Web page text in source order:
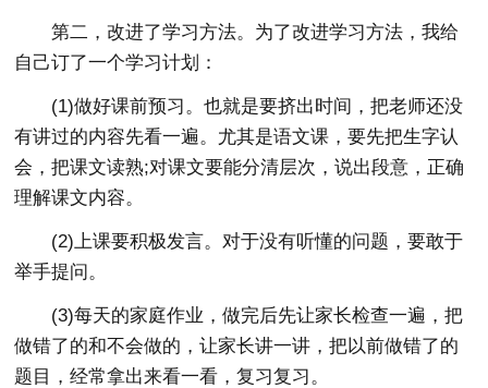
第二，改进了学习方法。为了改进学习方法，我给
自己订了一个学习计划：
(1)做好课前预习。也就是要挤出时间，把老师还没
有讲过的内容先看一遍。尤其是语文课，要先把生字认
会，把课文读熟;对课文要能分清层次，说出段意，正确
理解课文内容。
(2)上课要积极发言。对于没有听懂的问题，要敢于
举手提问。
(3)每天的家庭作业，做完后先让家长检查一遍，把
做错了的和不会做的，让家长讲一讲，把以前做错了的
题目，经常拿出来看一看，复习复习。